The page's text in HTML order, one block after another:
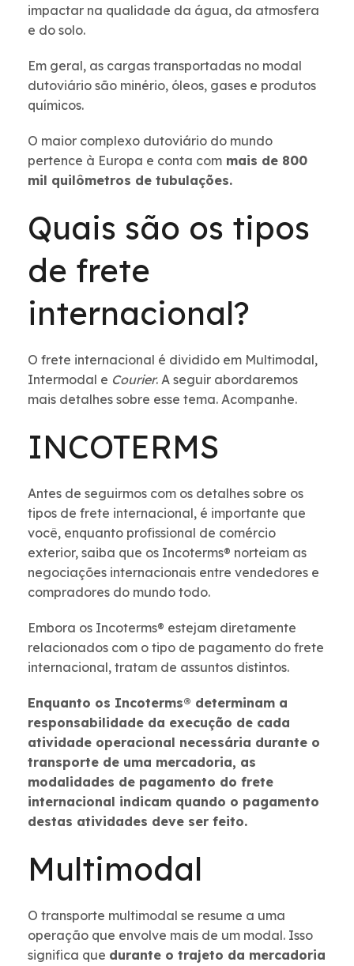
impactar na qualidade da água, da atmosfera
e do solo.
Em geral, as cargas transportadas no modal
dutoviário são minério, óleos, gases e produtos
químicos.
O maior complexo dutoviário do mundo
pertence à Europa e conta com mais de 800
mil quilômetros de tubulações.
Quais são os tipos
de frete
internacional?
O frete internacional é dividido em Multimodal,
Intermodal e Courier. A seguir abordaremos
mais detalhes sobre esse tema. Acompanhe.
INCOTERMS
Antes de seguirmos com os detalhes sobre os
tipos de frete internacional, é importante que
você, enquanto profissional de comércio
exterior, saiba que os Incoterms® norteiam as
negociações internacionais entre vendedores e
compradores do mundo todo.
Embora os Incoterms® estejam diretamente
relacionados com o tipo de pagamento do frete
internacional, tratam de assuntos distintos.
Enquanto os Incoterms® determinam a
responsabilidade da execução de cada
atividade operacional necessária durante o
transporte de uma mercadoria, as
modalidades de pagamento do frete
internacional indicam quando o pagamento
destas atividades deve ser feito.
Multimodal
O transporte multimodal se resume a uma
operação que envolve mais de um modal. Isso
significa que durante o trajeto da mercadoria